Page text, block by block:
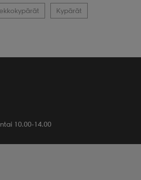
Kypärät
10.00-14.00